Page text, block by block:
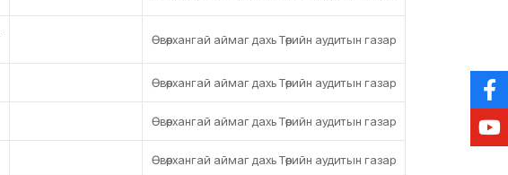
Өвөрхангай аймаг дахь Төрийн аудитын газар
Өвөрхангай аймаг дахь Төрийн аудитын газар
Өвөрхангай аймаг дахь Төрийн аудитын газар
Өвөрхангай аймаг дахь Төрийн аудитын газар